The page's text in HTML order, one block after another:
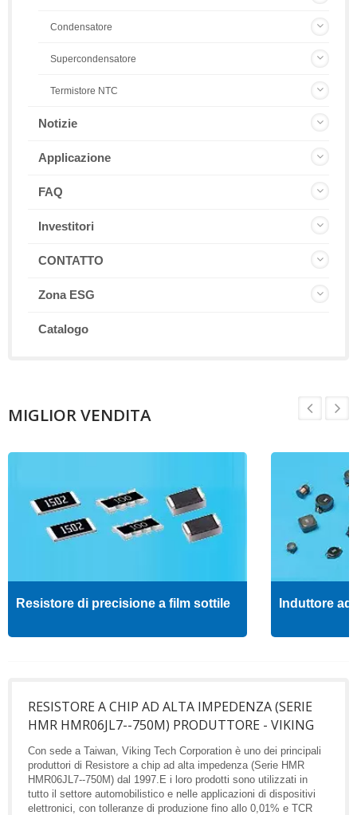
Condensatore
Supercondensatore
Termistore NTC
Notizie
Applicazione
FAQ
Investitori
CONTATTO
Zona ESG
Catalogo
MIGLIOR VENDITA
Resistore di precisione a film sottile Induttore
RESISTORE A CHIP AD ALTA IMPEDENZA (SERIE
HMR HMR06JL7--750M) PRODUTTORE - VIKING
Con sede a Taiwan, Viking Tech Corporation è uno dei principali
produttori di Resistore a chip ad alta impedenza (Serie HMR
HMR06JL7--750M) dal 1997.E i loro prodotti sono utilizzati in
tutto il settore automobilistico e nelle applicazioni di dispositivi
elettronici, con tolleranze di produzione fino allo 0,01% e TCR